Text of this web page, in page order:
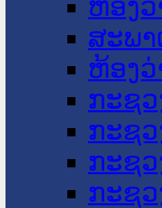
ຫ້ອງວ່
ສະພ
ຫ້ອງ
ກະຊ
ກະຊວ
ກະຊວ
ກະຊວ